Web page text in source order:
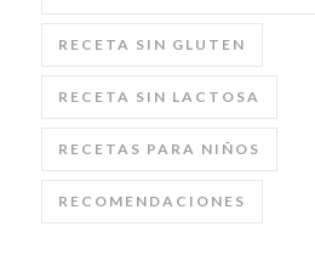
RECETA SIN GLUTEN
RECETA SIN LACTOSA
RECETAS PARA NIÑOS
RECOMENDACIONES